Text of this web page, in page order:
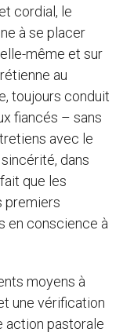
cordial, le
à se placer
même et sur
au
toujours conduit
fiancés – sans
avec le
dans
que les
premiers
en conscience à
moyens à
une vérification
action pastorale